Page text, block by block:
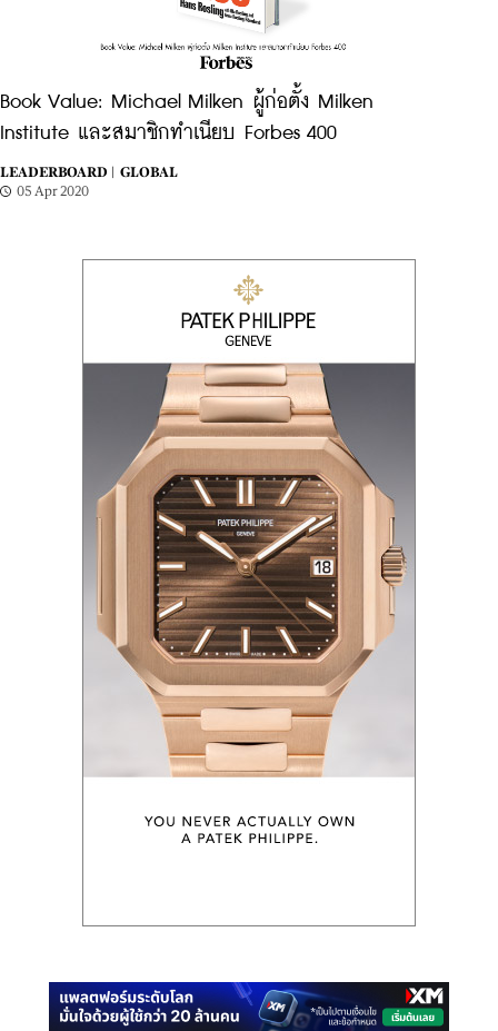
Book Value: Michael Milken ผู้ก่อตั้ง Milken
Institute และสมาชิกทำเนียบ Forbes 400
LEADERBOARD |
GLOBAL
05 Apr 2020